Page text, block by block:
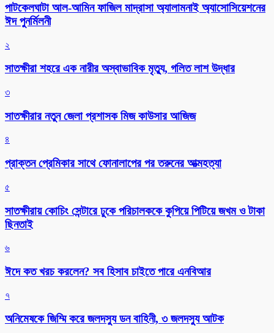
পাটকেলঘাটা আল-আমিন ফাজিল মাদ্রাসা অ্যালামনাই অ্যাসোসিয়েশনের
ঈদ পুনর্মিলনী
২
সাতক্ষীরা শহরে এক নারীর অস্বাভাবিক মৃত্যু, গলিত লাশ উদ্ধার
৩
সাতক্ষীরার নতুন জেলা প্রশাসক মিজ কাউসার আজিজ
৪
প্রাক্তন প্রেমিকার সাথে ফোনালাপের পর তরুনের আত্মহত্যা
৫
সাতক্ষীরায় কোচিং সেন্টারে ঢুকে পরিচালককে কুপিয়ে পিটিয়ে জখম ও টাকা
ছিনতাই
৬
ঈদে কত খরচ করলেন? সব হিসাব চাইতে পারে এনবিআর
৭
অনিমেষকে জিম্মি করে জলদস্যু ডন বাহিনী, ৩ জলদস্যু আটক